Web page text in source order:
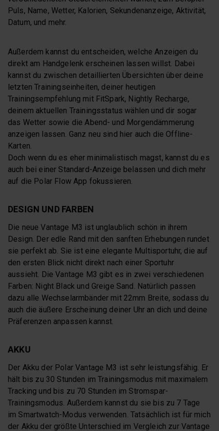
Puls, Name, Wetter, Kalorien, Sekundenanzeige, Aktivität,
Datum, und mehr.
Außerdem kannst du entscheiden, welche Anzeigen du
direkt am Handgelenk erscheinen lassen willst. Dabei
kannst du zwischen detaillierten Übersichten über deine
letzten Trainingseinheiten, deiner heutigen
Trainingsempfehlung mit FitSpark, Nightly Recharge,
deinem aktuellen Trainingsstatus wählen und dir sogar
das Wetter sowie die Abend- und Morgendämmerung
anzeigen lassen. Ganz neu sind hier auch die Offline-
Karten.
Doch wenn du es eher minimalistisch magst, kannst du es
auch bei einer Standard-Anzeige belassen und dich mehr
auf die Polar Flow App fokussieren.
DESIGN UND FARBEN
Die neue Vantage M3 ist unglaublich schön in ihrem
Design. Der edle Rand mit den sanften Erhebungen rundet
sie perfekt ab. Sie ist eine elegante Multisportuhr, die auf
den ersten Blick nicht direkt nach einer Sportuhr
aussieht. Die Vantage M3 gibt es in zwei verschiedenen
Farben: Night Black und Greige Sand. Natürlich passen
dazu alle Wechselarmbänder mit 22mm Breite, sodass du
auch die äußere Erscheinung deiner Uhr an dich und deine
Präferenzen anpassen kannst.
AKKU
Der Akku der Polar Vantage M3 ist sehr leistungsfähig. Er
hält bis zu 30 Stunden im Trainingsmodus mit maximalem
Tracking und bis zu 70 Stunden im Stromspar-
Trainingsmodus. Außerdem kannst du sie bis zu 7 Tage
im Smartwatch-Modus verwenden. Tatsächlich ist für mich
der Akku der größte Unterschied im Vergleich zur Vantage